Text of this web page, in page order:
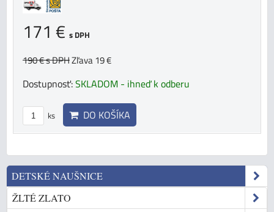
171 € s DPH
190 €s DPHZľava 19 €
Dostupnosť:SKLADOM - ihneď k odberu
ks DO KOŠÍKA
DETSKÉ NAUŠNICE
ŽLTÉ ZLATO